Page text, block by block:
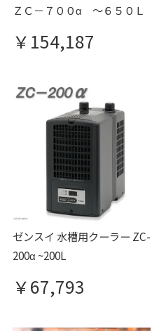
ＺＣ－７００α ～６５０Ｌ
￥154,187
ゼンスイ 水槽用クーラー ZC-
200α ~200L
￥67,793